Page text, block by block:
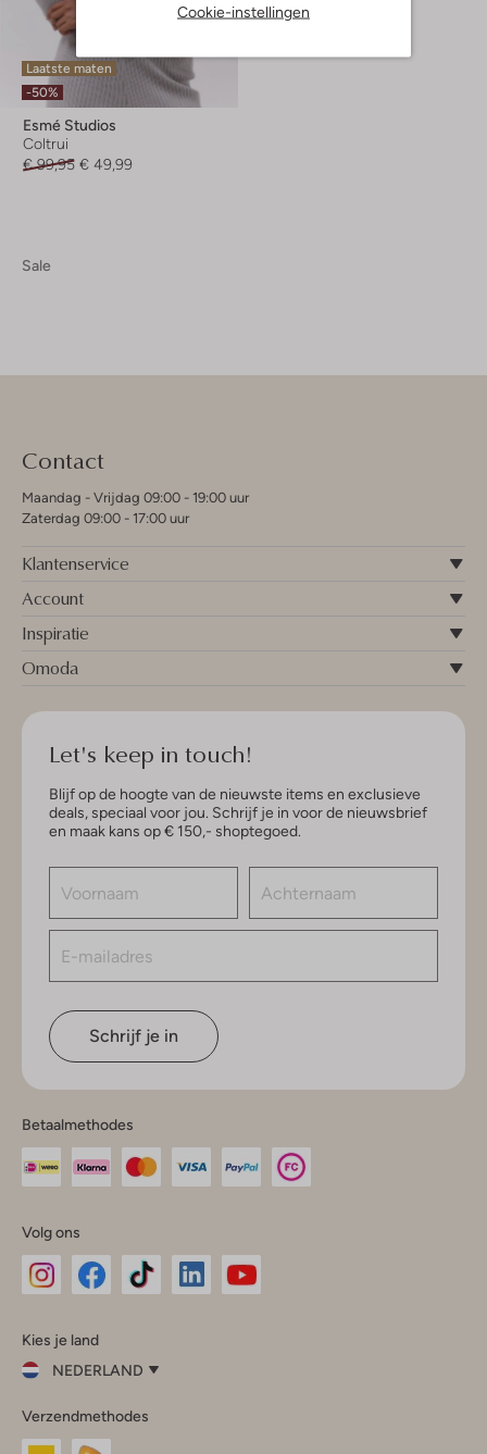
Cookie-instellingen
Laatste maten
-50%
Esmé Studios
Coltrui
€ 99,95 € 49,99
Sale
Contact
Maandag - Vrijdag 09:00 - 19:00 uur
Zaterdag 09:00 - 17:00 uur
Klantenservice
Account
Inspiratie
Omoda
Let's keep in touch!
Blijf op de hoogte van de nieuwste items en exclusieve
deals, speciaal voor jou. Schrijf je in voor de nieuwsbrief
en maak kans op € 150,- shoptegoed.
Schrijf je in
Betaalmethodes
Volg ons
InstagramFacebook
Kies je land
NEDERLAND
je
land
Verzendmethodes